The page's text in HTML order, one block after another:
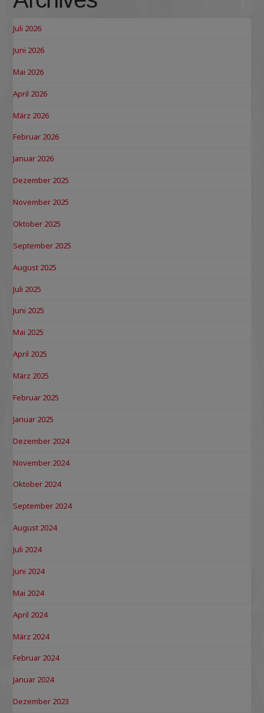
Juli 2026
Juni 2026
Mai 2026
April 2026
März 2026
Februar 2026
Januar 2026
Dezember 2025
November 2025
Oktober 2025
September 2025
August 2025
Juli 2025
Juni 2025
Mai 2025
April 2025
März 2025
Februar 2025
Januar 2025
Dezember 2024
November 2024
Oktober 2024
September 2024
August 2024
Juli 2024
Juni 2024
Mai 2024
April 2024
März 2024
Februar 2024
Januar 2024
Dezember 2023